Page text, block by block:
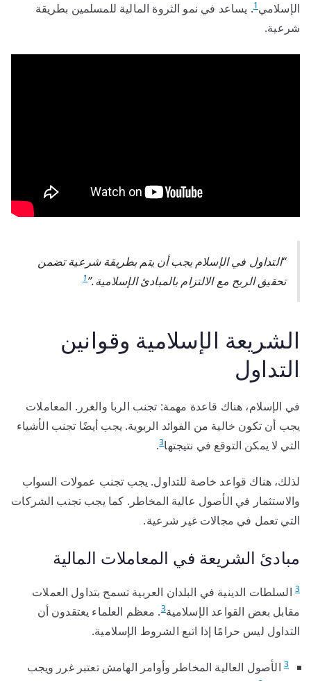
الإسلامي1. يساعد في نمو الثروة المالية للمسلمين بطريقة
شرعية.
“التداول في الإسلام يجب أن يتم بطريقة شرعية تضمن
تحقيق الربح مع الالتزام بالمبادئ الإسلامية.”1
الشريعة الإسلامية وقوانين
التداول
في الإسلام، هناك قاعدة مهمة: تجنب الربا والغرر. المعاملات
يجب أن تكون خالية من الفوائد الربوية. يجب أيضًا تجنب الأشياء
التي لا يمكن التوقع في نتيجتها3
.
لذلك، هناك قواعد خاصة للتداول. يجب تجنب عمولات السواب
والاستثمار في الأصول عالية المخاطر. كما يجب تجنب الشركات
التي تعمل في مجالات غير شرعية.
مبادئ الشريعة في المعاملات المالية
3السلطات الدينية في البلدان العربية تسمح بتداول العملات
مقابل بعض القواعد الإسلامية3. معظم العلماء يعتقدون أن
التداول ليس حرامًا إذا اتبع الشروط الإسلامية.
3الأصول العالية المخاطر وأوامر الهامش تعتبر غرر ويجب